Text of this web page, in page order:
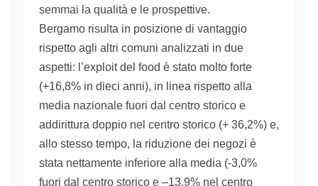
semmai la qualità e le prospettive.
Bergamo risulta in posizione di vantaggio
rispetto agli altri comuni analizzati in due
aspetti: l’exploit del food è stato molto forte
(+16,8% in dieci anni), in linea rispetto alla
media nazionale fuori dal centro storico e
addirittura doppio nel centro storico (+ 36,2%) e,
allo stesso tempo, la riduzione dei negozi è
stata nettamente inferiore alla media (-3,0%
fuori dal centro storico e –13,9% nel centro